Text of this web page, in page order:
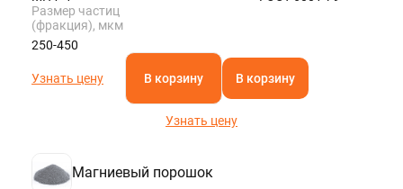
Размер частиц
(фракция), мкм
250-450
Узнать цену В корзину В корзину
Узнать цену
Магниевый порошок